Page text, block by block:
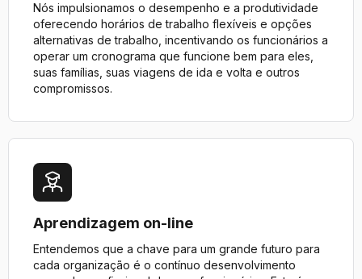
Nós impulsionamos o desempenho e a produtividade
oferecendo horários de trabalho flexíveis e opções
alternativas de trabalho, incentivando os funcionários a
operar um cronograma que funcione bem para eles,
suas famílias, suas viagens de ida e volta e outros
compromissos.
Aprendizagem on-line
Entendemos que a chave para um grande futuro para
cada organização é o contínuo desenvolvimento